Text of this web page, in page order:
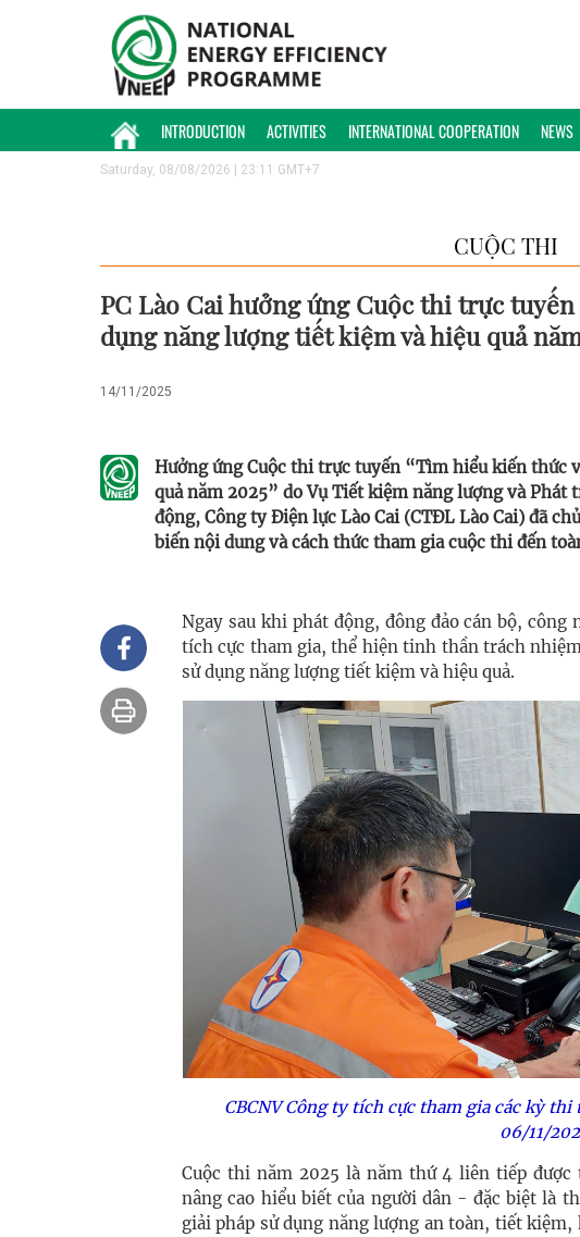
INTRODUCTION ACTIVITIES INTERNATIONAL COOPERATION NEWS
Saturday, 08/08/2026 | 23:11 GMT+7
CUỘC THI
PC Lào Cai hưởng ứng Cuộc thi trực
dụng năng lượng tiết kiệm và hiệu quả
14/11/2025
Hưởng ứng Cuộc thi trực tuyến “Tìm hiểu kiến thức
quả năm 2025” do Vụ Tiết kiệm năng lượng và Phát
động, Công ty Điện lực Lào Cai (CTĐL Lào Cai) đã
biến nội dung và cách thức tham gia cuộc thi đến
Ngay sau khi phát động, đông đảo cán bộ, công
tích cực tham gia, thể hiện tinh thần trách
sử dụng năng lượng tiết kiệm và hiệu quả.
CBCNV Công ty tích cực tham gia các kỳ
06/11/
Cuộc thi năm 2025 là năm thứ 4 liên tiếp
nâng cao hiểu biết của người dân - đặc biệt là
giải pháp sử dụng năng lượng an toàn, tiết